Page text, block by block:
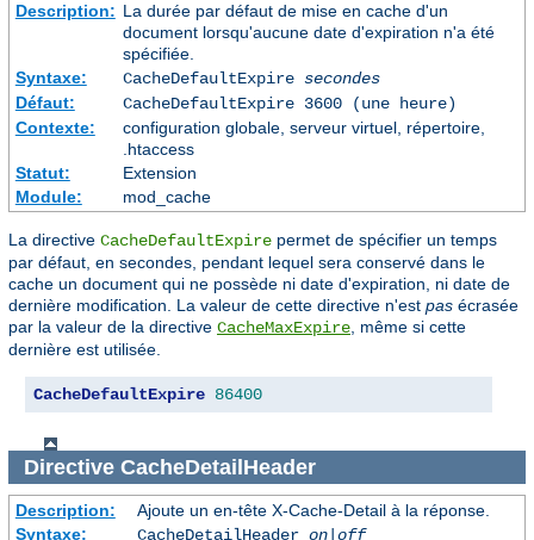
Description: La durée par défaut de mise en cache d'un
document lorsqu'aucune date d'expiration n'a été
spécifiée.
Syntaxe:
CacheDefaultExpire secondes
Défaut:
CacheDefaultExpire 3600 (une heure)
Contexte:
configuration globale, serveur virtuel, répertoire,
.htaccess
Statut:
Extension
Module:
mod_cache
La directive CacheDefaultExpire permet de spécifier un temps
par défaut, en secondes, pendant lequel sera conservé dans le
cache un document qui ne possède ni date d'expiration, ni date de
dernière modification. La valeur de cette directive n'est pas écrasée
par la valeur de la directive CacheMaxExpire, même si cette
dernière est utilisée.
CacheDefaultExpire 86400
Directive CacheDetailHeader
Description:
Ajoute un en-tête X-Cache-Detail à la réponse.
Syntaxe:
CacheDetailHeader on|off